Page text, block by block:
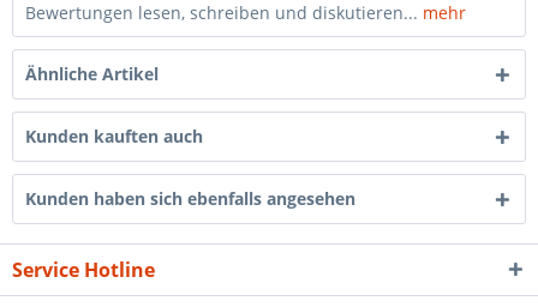
Bewertungen lesen, schreiben und diskutieren... mehr
Ähnliche Artikel
Kunden kauften auch
Kunden haben sich ebenfalls angesehen
Service Hotline